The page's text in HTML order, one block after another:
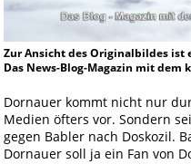
Zur Ansicht des Originalbildes ist
Das News-Blog-Magazin mit
Dornauer kommt nicht nur
Medien öfters vor. Sondern
gegen Babler nach Doskozil.
Dornauer soll ja ein Fan von